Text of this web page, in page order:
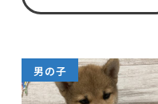
男の子